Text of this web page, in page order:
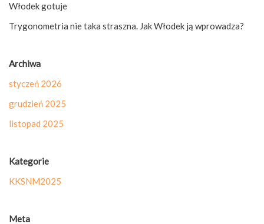
Włodek gotuje
Trygonometria nie taka straszna. Jak Włodek ją wprowadza?
Archiwa
styczeń 2026
grudzień 2025
listopad 2025
Kategorie
KKSNM2025
Meta